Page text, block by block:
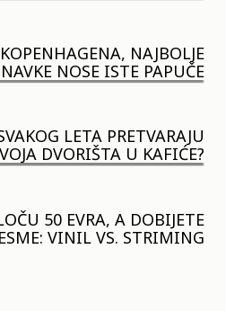
NAJBOLJE
NOSE ISTE PAPUČE
LETA PRETVARAJU
DVORIŠTA U KAFIĆE?
50 EVRA, A DOBIJETE
VINIL VS. STRIMING